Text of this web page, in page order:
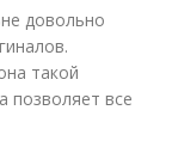
довольно
такой
позволяет все